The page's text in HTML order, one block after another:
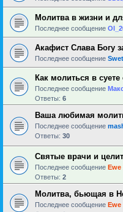
Молитва в жизни и
Последнее сообщение
Акафист Слава Богу
Последнее сообщение
Как молиться в
Последнее сообщение
Ответы: 6
Ваша любимая
Последнее сообщение
Ответы: 30
Святые врачи и
Последнее сообщение Ewe
Ответы: 2
Молитва, бьющая в
Последнее сообщение Ewe